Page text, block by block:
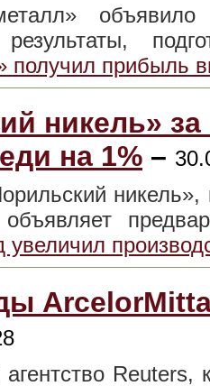
объявило
результаты,
получил прибыль
никель»
на 1% –
никель»,
увеличил